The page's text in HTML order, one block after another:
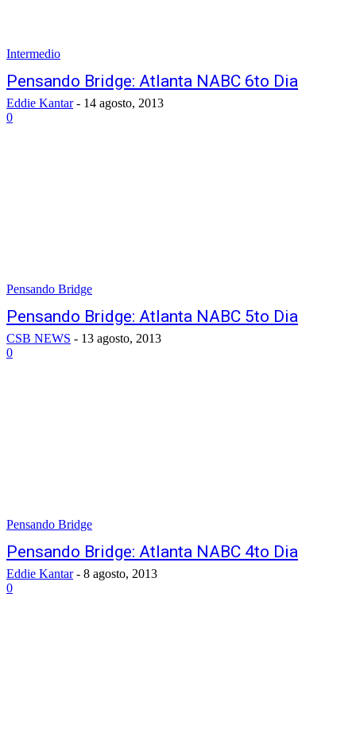
Intermedio
Pensando Bridge: Atlanta NABC 6to Dia
Eddie Kantar - 14 agosto, 2013
0
Pensando Bridge
Pensando Bridge: Atlanta NABC 5to Dia
CSB NEWS - 13 agosto, 2013
0
Pensando Bridge
Pensando Bridge: Atlanta NABC 4to Dia
Eddie Kantar - 8 agosto, 2013
0